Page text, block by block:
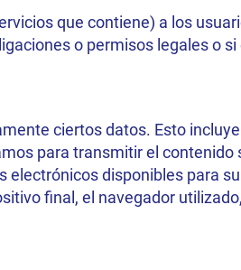
que contiene) a los
o permisos legales o si
ciertos datos. Esto
para transmitir el contenido
disponibles para
final, el navegador